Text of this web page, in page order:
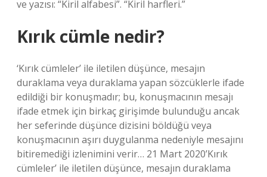
ve yazısı: “Kiril alfabesi”. “Kiril harfleri.”
Kırık cümle nedir?
‘Kırık cümleler’ ile iletilen düşünce, mesajın
duraklama veya duraklama yapan sözcüklerle ifade
edildiği bir konuşmadır; bu, konuşmacının mesajı
ifade etmek için birkaç girişimde bulunduğu ancak
her seferinde düşünce dizisini böldüğü veya
konuşmacının aşırı duygulanma nedeniyle mesajını
bitiremediği izlenimini verir… 21 Mart 2020’Kırık
cümleler’ ile iletilen düşünce, mesajın duraklama